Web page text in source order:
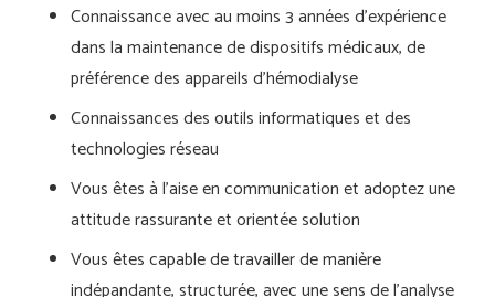
Connaissance avec au moins 3 années d’expérience
dans la maintenance de dispositifs médicaux, de
préférence des appareils d’hémodialyse
Connaissances des outils informatiques et des
technologies réseau
Vous êtes à l’aise en communication et adoptez une
attitude rassurante et orientée solution
Vous êtes capable de travailler de manière
indépandante, structurée, avec une sens de l’analyse